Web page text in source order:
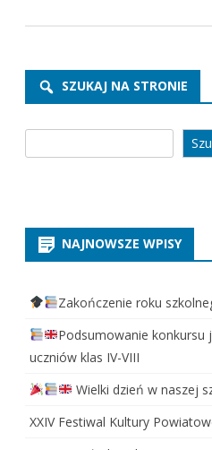
SZUKAJ NA STRONIE
NAJNOWSZE WPISY
Zakończenie roku
Podsumowanie konkursu
uczniów klas IV-VIII
Wielki dzień w naszej
XXIV Festiwal Kultury